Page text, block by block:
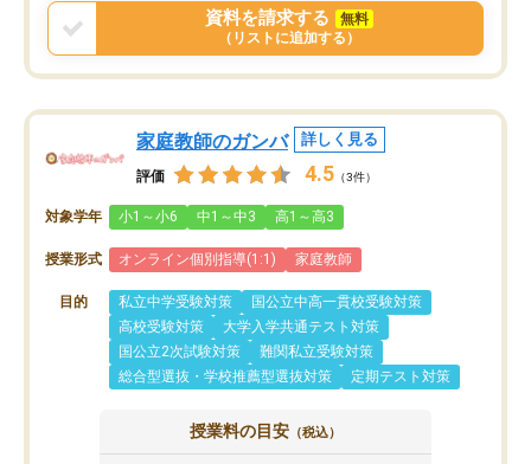
資料を請求する
無料
（リストに追加する）
家庭教師のガンバ 詳しく見る
評価 4.5 （3件）
対象学年 小1～小6 中1～中3 高1～高3
授業形式 オンライン個別指導(1:1) 家庭教師
目的 私立中学受験対策
国公立中高一貫校受験対策
高校受験対策
大学入学共通テスト対策
国公立2次試験対策
難関私立受験対策
総合型選抜・学校推薦型選抜対策
定期テスト対策
授業料の目安 （税込）